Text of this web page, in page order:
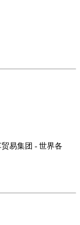
易集团 - 世界各